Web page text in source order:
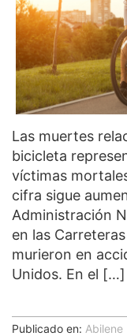
Las muertes
bicicleta
víctimas
cifra sigue
Administración
en las
murieron en
Unidos. En el […]
Publicado en: Abilene